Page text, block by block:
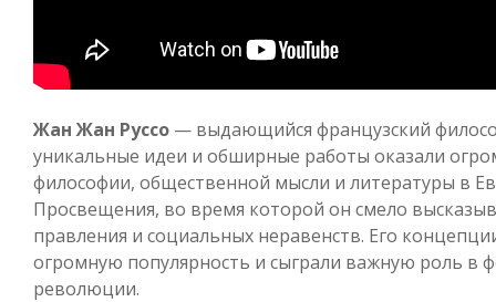
Жан Жан Руссо — выдающийся французский
уникальные идеи и обширные работы оказали
философии, общественной мысли и литературы в
Просвещения, во время которой он смело
правления и социальных неравенств. Его
огромную популярность и сыграли важную роль в
революции.